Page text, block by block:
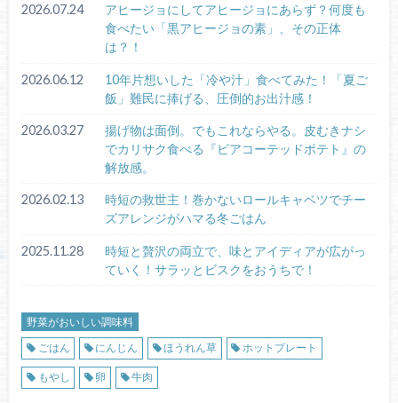
2026.07.24
アヒージョにしてアヒージョにあらず？何度も
食べたい「黒アヒージョの素」、その正体
は？！
2026.06.12
10年片想いした「冷や汁」食べてみた！「夏ご
飯」難民に捧げる、圧倒的お出汁感！
2026.03.27
揚げ物は面倒。でもこれならやる。皮むきナシ
でカリサク食べる『ビアコーテッドポテト』の
解放感。
2026.02.13
時短の救世主！巻かないロールキャベツでチー
ズアレンジがハマる冬ごはん
2025.11.28
時短と贅沢の両立で、味とアイディアが広がっ
ていく！サラッとビスクをおうちで！
野菜がおいしい調味料
ごはん
にんじん ほうれん草 ホットプレート
もやし 卵 牛肉